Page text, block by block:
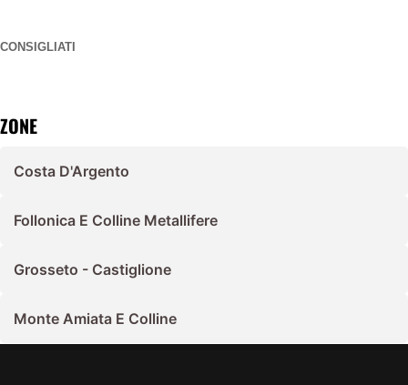
CONSIGLIATI
ZONE
Costa D'Argento
Follonica E Colline Metallifere
Grosseto - Castiglione
Monte Amiata E Colline